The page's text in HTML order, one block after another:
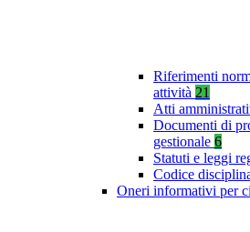
Riferimenti
attività 21
Atti
Documenti di
gestionale 6
Statuti e leggi
Codice
Oneri informativi per